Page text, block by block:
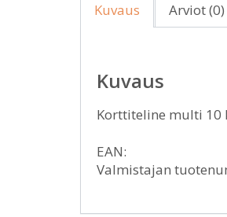
Kuvaus Arviot (0)
Kuvaus
Korttiteline multi
EAN:
Valmistajan